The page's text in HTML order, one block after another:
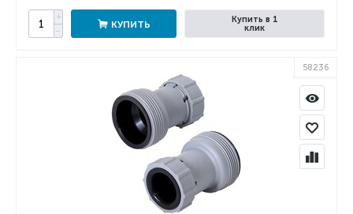
+
−
КУПИТЬ
Купить в 1
клик
58236